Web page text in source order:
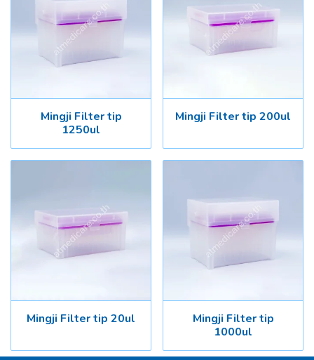
Mingji Filter tip
1250ul
Mingji Filter tip 200ul
Mingji Filter tip 20ul
Mingji Filter tip
1000ul